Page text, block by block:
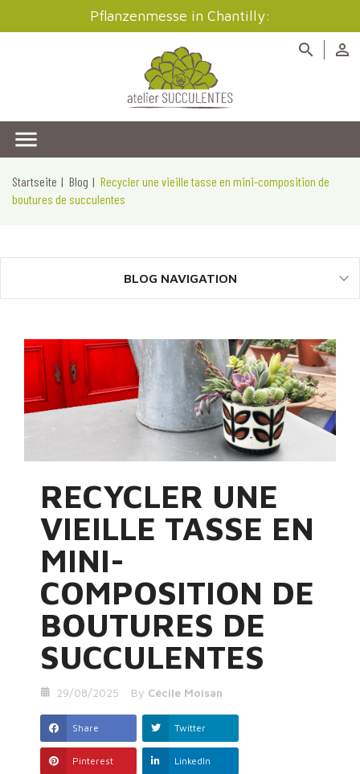
Pflanzenmesse in Chantilly:



Startseite Blog
Recycler une vieille tasse en mini-composition de
boutures de succulentes
BLOG NAVIGATION
RECYCLER UNE
VIEILLE TASSE EN
MINI-
COMPOSITION DE
BOUTURES DE
SUCCULENTES
29/08/2025 By Cécile Moisan
Share Twitter
Pinterest LinkedIn